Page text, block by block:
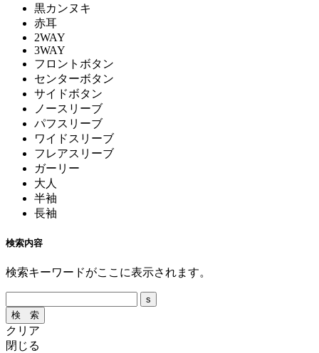
黒カンヌキ
赤耳
2WAY
3WAY
フロントボタン
センターボタン
サイドボタン
ノースリーブ
パフスリーブ
ワイドスリーブ
フレアスリーブ
ガーリー
大人
半袖
長袖
検索内容
検索キーワードがここに表示されます。
クリア
閉じる